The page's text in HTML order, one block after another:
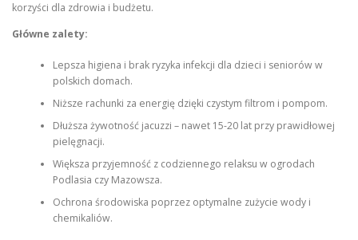
korzyści dla zdrowia i budżetu.
Główne zalety:
Lepsza higiena i brak ryzyka infekcji dla dzieci i seniorów w
polskich domach.
Niższe rachunki za energię dzięki czystym filtrom i pompom.
Dłuższa żywotność jacuzzi – nawet 15-20 lat przy prawidłowej
pielęgnacji.
Większa przyjemność z codziennego relaksu w ogrodach
Podlasia czy Mazowsza.
Ochrona środowiska poprzez optymalne zużycie wody i
chemikaliów.